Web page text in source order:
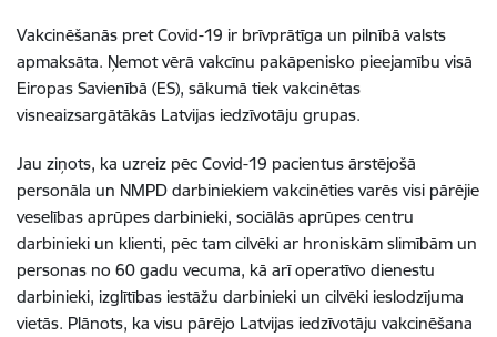
Vakcinēšanās pret Covid-19 ir brīvprātīga un pilnībā valsts
apmaksāta. Ņemot vērā vakcīnu pakāpenisko pieejamību visā
Eiropas Savienībā (ES), sākumā tiek vakcinētas
visneaizsargātākās Latvijas iedzīvotāju grupas.
Jau ziņots, ka uzreiz pēc Covid-19 pacientus ārstējošā
personāla un NMPD darbiniekiem vakcinēties varēs visi pārējie
veselības aprūpes darbinieki, sociālās aprūpes centru
darbinieki un klienti, pēc tam cilvēki ar hroniskām slimībām un
personas no 60 gadu vecuma, kā arī operatīvo dienestu
darbinieki, izglītības iestāžu darbinieki un cilvēki ieslodzījuma
vietās. Plānots, ka visu pārējo Latvijas iedzīvotāju vakcinēšana